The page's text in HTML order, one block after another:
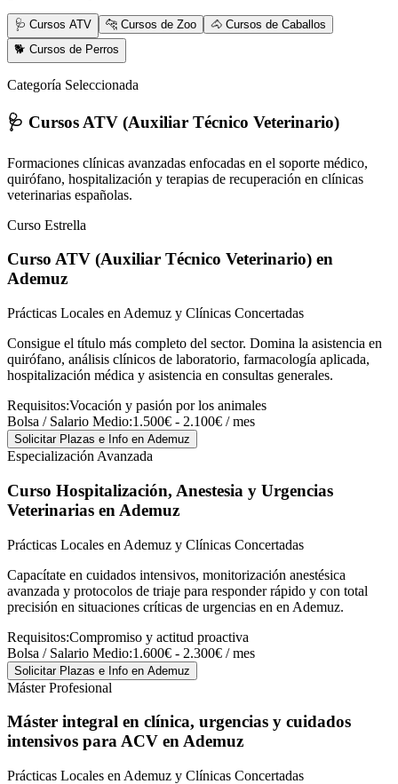
🩺 Cursos ATV 🐆 Cursos de Zoo
🐴 Cursos de Caballos
🐕 Cursos de Perros
Categoría Seleccionada
🩺 Cursos ATV (Auxiliar Técnico Veterinario)
Formaciones clínicas avanzadas enfocadas en el soporte médico,
quirófano, hospitalización y terapias de recuperación en clínicas
veterinarias españolas.
Curso Estrella
Curso ATV (Auxiliar Técnico Veterinario) en
Ademuz
Prácticas Locales en Ademuz y Clínicas Concertadas
Consigue el título más completo del sector. Domina la asistencia en
quirófano, análisis clínicos de laboratorio, farmacología aplicada,
hospitalización médica y asistencia en consultas generales.
Requisitos:Vocación y pasión por los animales
Bolsa / Salario Medio:1.500€ - 2.100€ / mes
Solicitar Plazas e Info en Ademuz
Especialización Avanzada
Curso Hospitalización, Anestesia y Urgencias
Veterinarias en Ademuz
Prácticas Locales en Ademuz y Clínicas Concertadas
Capacítate en cuidados intensivos, monitorización anestésica
avanzada y protocolos de triaje para responder rápido y con total
precisión en situaciones críticas de urgencias en en Ademuz.
Requisitos:Compromiso y actitud proactiva
Bolsa / Salario Medio:1.600€ - 2.300€ / mes
Solicitar Plazas e Info en Ademuz
Máster Profesional
Máster integral en clínica, urgencias y cuidados
intensivos para ACV en Ademuz
Prácticas Locales en Ademuz y Clínicas Concertadas